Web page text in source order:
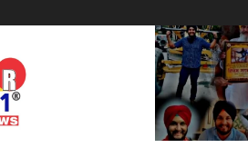
Hr71news